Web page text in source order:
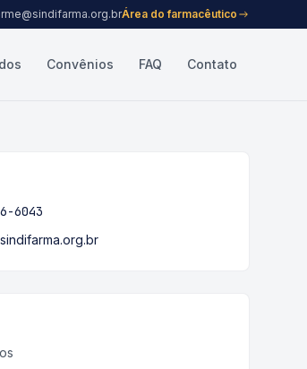
Área do farmacêutico
Convênios FAQ Contato
6043